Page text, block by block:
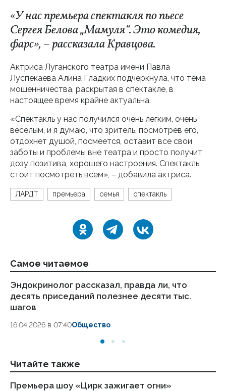
«У нас премьера спектакля по пьесе
Сергея Белова „Мамуля“. Это комедия,
фарс», ­– рассказала Кравцова.
Актриса Луганского театра имени Павла
Луспекаева Алина Гладких подчеркнула, что тема
мошенничества, раскрытая в спектакле, в
настоящее время крайне актуальна.
«Спектакль у нас получился очень легким, очень
веселым, и я думаю, что зритель, посмотрев его,
отдохнет душой, посмеется, оставит все свои
заботы и проблемы вне театра и просто получит
дозу позитива, хорошего настроения. Спектакль
стоит посмотреть всем», ­– добавила актриса.
ЛАРДТ премьера семья спектакль
Самое читаемое
Эндокринолог рассказал, правда ли, что
десять приседаний полезнее десяти тыс.
шагов
16.04.2026 в 07:40Общество
Читайте также
Премьера шоу «Цирк зажигает огни»